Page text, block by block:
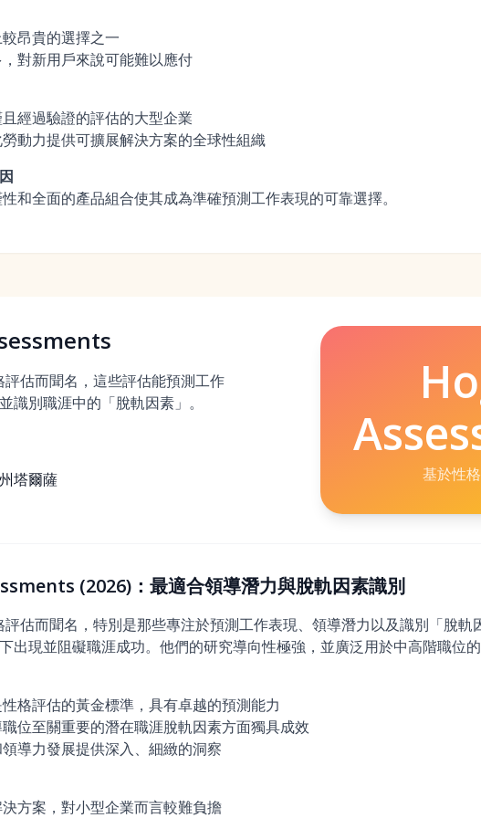
昂貴的選擇之一
對新用戶來說可能難以應付
經過驗證的評估的大型企業
動力提供可擴展解決方案的全球性組織
和全面的產品組合使其成為準確預測工作表現的可靠選擇。
估而聞名，這些評估能預測工作
識別職涯中的「脫軌因素」。
塔爾薩 基於性
(2026)：最適合領導潛力與脫軌因素識別
估而聞名，特別是那些專注於預測工作表現、領導潛力以及識別「脫
出現並阻礙職涯成功。他們的研究導向性極強，並廣泛用於中高階職位
格評估的黃金標準，具有卓越的預測能力
位至關重要的潛在職涯脫軌因素方面獨具成效
導力發展提供深入、細緻的洞察
方案，對小型企業而言較難負擔